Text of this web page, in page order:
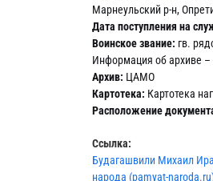
Марнеульский р-н,
Дата поступления на
Воинское звание: гв.
Информация об архиве –
Архив: ЦАМО
Картотека: Картотека
Расположение
Ссылка:
Будагашвили Михаил
народа (pamyat-